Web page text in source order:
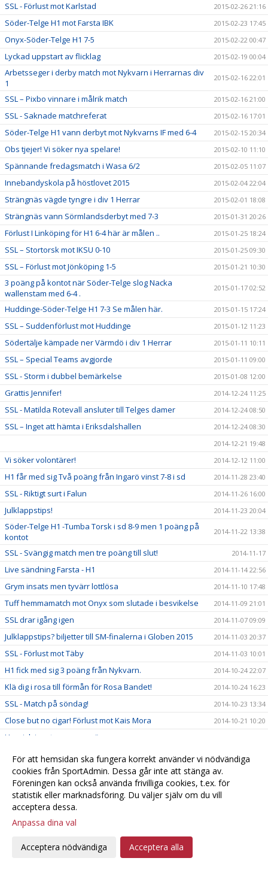
SSL - Förlust mot Karlstad 2015-02-26 21:16
Söder-Telge H1 mot Farsta IBK 2015-02-23 17:45
Onyx-Söder-Telge H1 7-5 2015-02-22 00:47
Lyckad uppstart av flicklag 2015-02-19 00:04
Arbetsseger i derby match mot Nykvarn i Herrarnas div
1
2015-02-16 22:01
SSL – Pixbo vinnare i målrik match 2015-02-16 21:00
SSL - Saknade matchreferat 2015-02-16 17:01
Söder-Telge H1 vann derbyt mot Nykvarns IF med 6-4 2015-02-15 20:34
Obs tjejer! Vi söker nya spelare! 2015-02-10 11:10
Spännande fredagsmatch i Wasa 6/2 2015-02-05 11:07
Innebandyskola på höstlovet 2015 2015-02-04 22:04
Strängnäs vägde tyngre i div 1 Herrar 2015-02-01 18:08
Strängnäs vann Sörmlandsderbyt med 7-3 2015-01-31 20:26
Förlust I Linköping för H1 6-4 här är målen .. 2015-01-25 18:24
SSL – Stortorsk mot IKSU 0-10 2015-01-25 09:30
SSL – Förlust mot Jönköping 1-5 2015-01-21 10:30
3 poäng på kontot när Söder-Telge slog Nacka
wallenstam med 6-4 .
2015-01-17 02:52
Huddinge-Söder-Telge H1 7-3 Se målen här. 2015-01-15 17:24
SSL – Suddenförlust mot Huddinge 2015-01-12 11:23
Södertälje kämpade ner Värmdö i div 1 Herrar 2015-01-11 10:11
SSL – Special Teams avgjorde 2015-01-11 09:00
SSL - Storm i dubbel bemärkelse 2015-01-08 12:00
Grattis Jennifer! 2014-12-24 11:25
SSL - Matilda Rotevall ansluter till Telges damer 2014-12-24 08:50
SSL – Inget att hämta i Eriksdalshallen
2014-12-24 08:30
2014-12-21 19:48
Vi söker volontärer! 2014-12-12 11:00
H1 får med sig Två poäng från Ingarö vinst 7-8 i sd 2014-11-28 23:40
SSL - Riktigt surt i Falun 2014-11-26 16:00
Julklappstips! 2014-11-23 20:04
Söder-Telge H1 -Tumba Torsk i sd 8-9 men 1 poäng på
kontot
2014-11-22 13:38
SSL - Svängig match men tre poäng till slut! 2014-11-17
Live sändning Farsta - H1 2014-11-14 22:56
Grym insats men tyvärr lottlösa 2014-11-10 17:48
Tuff hemmamatch mot Onyx som slutade i besvikelse 2014-11-09 21:01
SSL drar igång igen 2014-11-07 09:09
Julklappstips? biljetter till SM-finalerna i Globen 2015 2014-11-03 20:37
SSL - Förlust mot Täby 2014-11-03 10:01
H1 fick med sig 3 poäng från Nykvarn. 2014-10-24 22:07
Klä dig i rosa till förmån för Rosa Bandet! 2014-10-24 16:23
SSL - Match på söndag! 2014-10-23 13:34
Close but no cigar! Förlust mot Kais Mora 2014-10-21 10:20
Heroisk insats gav en poäng
Lagfotografering på gång! 2014-10-18 21:25
H1 räckte inte till mot Strängnäs 6-0 förlust. 2014-10-18 19:22
Damerna tog poäng i Umeå ! 2014-10-17 21:42
Härlig långhelg för damlaget!
Grattis Natta!
Söder-Telge H1 -- Linköping IBK Ungdom 7 - 6
För att hemsidan ska fungera korrekt använder vi nödvändiga
cookies från SportAdmin. Dessa går inte att stänga av.
Föreningen kan också använda frivilliga cookies, t.ex. för
statistik eller marknadsföring. Du väljer själv om du vill
acceptera dessa.
Anpassa dina val
Acceptera nödvändiga Acceptera alla